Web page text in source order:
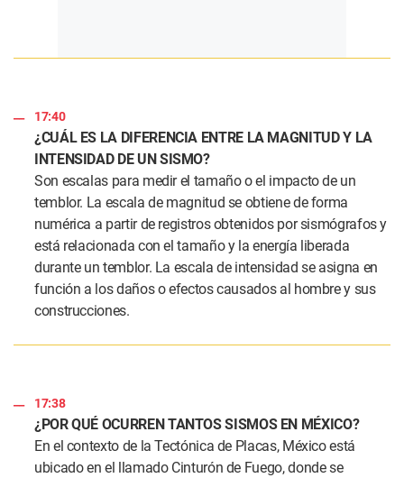
17:40
¿CUÁL ES LA DIFERENCIA ENTRE LA MAGNITUD Y LA
INTENSIDAD DE UN SISMO?
Son escalas para medir el tamaño o el impacto de un
temblor. La escala de magnitud se obtiene de forma
numérica a partir de registros obtenidos por sismógrafos y
está relacionada con el tamaño y la energía liberada
durante un temblor. La escala de intensidad se asigna en
función a los daños o efectos causados al hombre y sus
construcciones.
17:38
¿POR QUÉ OCURREN TANTOS SISMOS EN MÉXICO?
En el contexto de la Tectónica de Placas, México está
ubicado en el llamado Cinturón de Fuego, donde se